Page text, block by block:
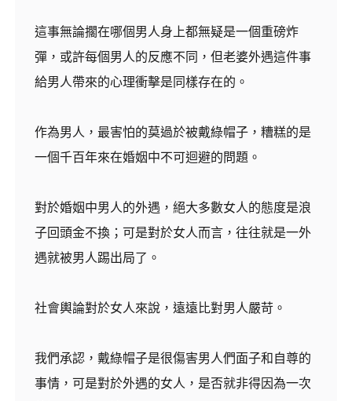
這事無論擱在哪個男人身上都無疑是一個重磅炸
彈，或許每個男人的反應不同，但老婆外遇這件事
給男人帶來的心理衝擊是同樣存在的。
作為男人，最害怕的莫過於被戴綠帽子，糟糕的是
一個千百年來在婚姻中不可迴避的問題。
對於婚姻中男人的外遇，絕大多數女人的態度是浪
子回頭金不換；可是對於女人而言，往往就是一外
遇就被男人踢出局了。
社會輿論對於女人來說，遠遠比對男人嚴苛。
我們承認，戴綠帽子是很傷害男人們面子和自尊的
事情，可是對於外遇的女人，是否就非得因為一次